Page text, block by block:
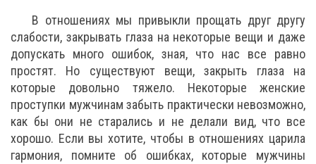
В отношениях мы привыкли прощать друг другу
слабости, закрывать глаза на некоторые вещи и даже
допускать много ошибок, зная, что нас все равно
простят. Но существуют вещи, закрыть глаза на
которые довольно тяжело. Некоторые женские
проступки мужчинам забыть практически невозможно,
как бы они не старались и не делали вид, что все
хорошо. Если вы хотите, чтобы в отношениях царила
гармония, помните об ошибках, которые мужчины